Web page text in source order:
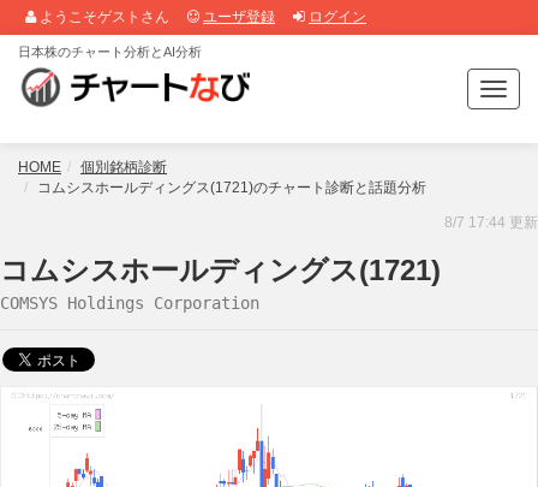
ようこそゲストさん ユーザ登録 ログイン
T
o
g
日本株のチャート分析とAI分析
HOME
個別銘柄診断
コムシスホールディングス(1721)のチャート診断と話題分析
8/7 17:44 更新
コムシスホールディングス(1721)
COMSYS Holdings Corporation